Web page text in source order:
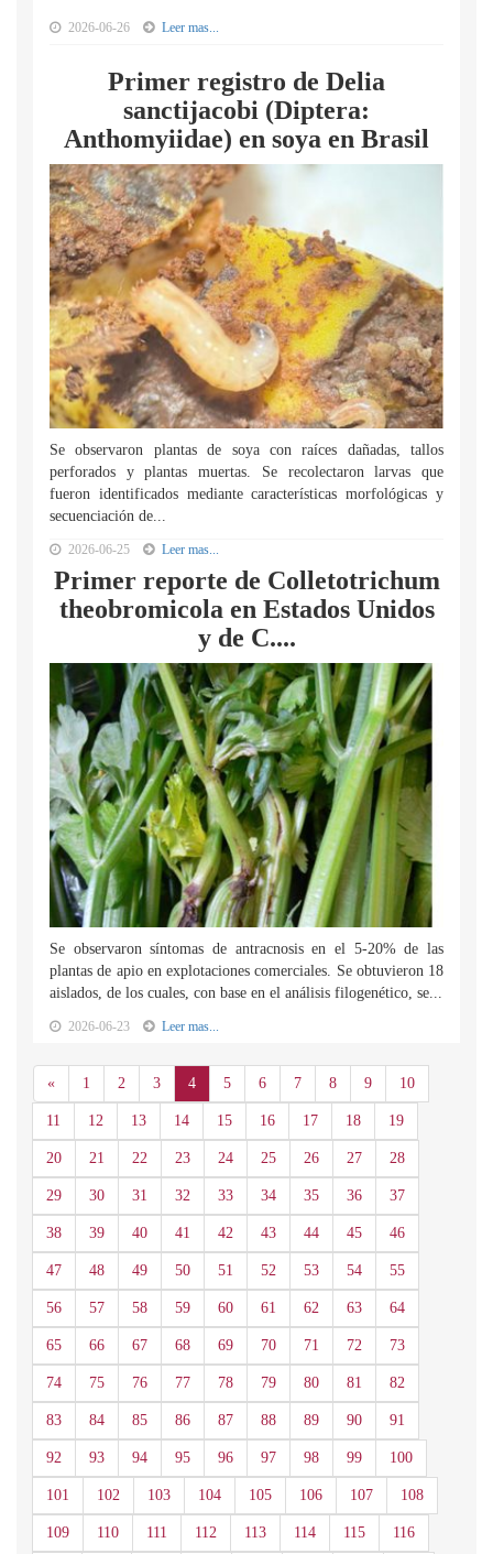
2026-06-26 Leer mas...
Primer registro de Delia
sanctijacobi (Diptera:
Anthomyiidae) en soya en Brasil
Se observaron plantas de soya con raíces dañadas, tallos
perforados y plantas muertas. Se recolectaron larvas que
fueron identificados mediante características morfológicas y
secuenciación de...
2026-06-25 Leer mas...
Primer reporte de Colletotrichum
theobromicola en Estados Unidos
y de C....
Se observaron síntomas de antracnosis en el 5-20% de las
plantas de apio en explotaciones comerciales. Se obtuvieron 18
aislados, de los cuales, con base en el análisis filogenético, se...
2026-06-23 Leer mas...
«Anterior
1 2 3 4 5 6 7 8 9 10
11 12 13 14 15 16 17 18 19
20 21 22 23 24 25 26 27 28
29 30 31 32 33 34 35 36 37
38 39 40 41 42 43 44 45 46
47 48 49 50 51 52 53 54 55
56 57 58 59 60 61 62 63 64
65 66 67 68 69 70 71 72 73
74 75 76 77 78 79 80 81 82
83 84 85 86 87 88 89 90 91
92 93 94 95 96 97 98 99 100
101 102 103 104 105 106 107 108
109 110 111 112 113 114 115 116